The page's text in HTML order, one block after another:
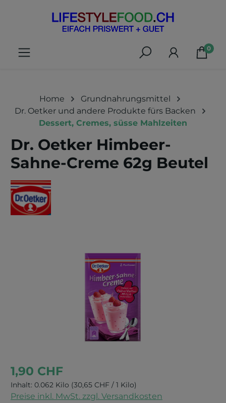
springen
0
Home
Grundnahrungsmittel
Dr. Oetker und andere Produkte fürs Backen
Dessert, Cremes, süsse Mahlzeiten
Dr. Oetker Himbeer-
Sahne-Creme 62g Beutel
1,90 CHF
Inhalt: 0.062 Kilo (30,65 CHF / 1 Kilo)
Preise inkl. MwSt. zzgl. Versandkosten